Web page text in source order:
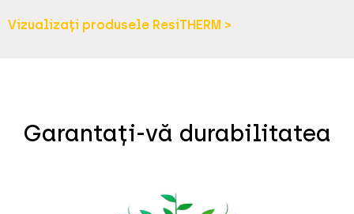
Vizualizați produsele ResiTHERM >
Garantați-vă durabilitatea